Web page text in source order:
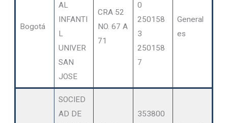
Bogotá
AL
INFANTI
L
UNIVER
SAN
JOSE
CRA 52
NO. 67 A
71
0
250158
3
250158
7
General
es
SOCIED
AD DE
353800